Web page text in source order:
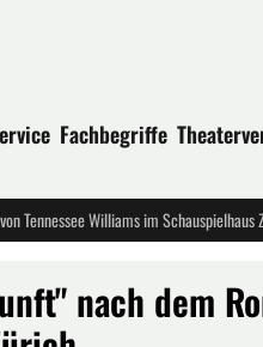
Fachbegriffe
Tennessee Williams im Schauspielhaus
nach dem